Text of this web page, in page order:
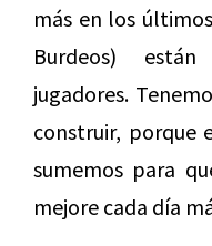
más en los
Burdeos)
jugadores.
construir, porque
sumemos para
mejore cada día